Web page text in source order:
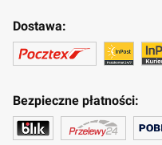
Dostawa:
Bezpieczne płatności: